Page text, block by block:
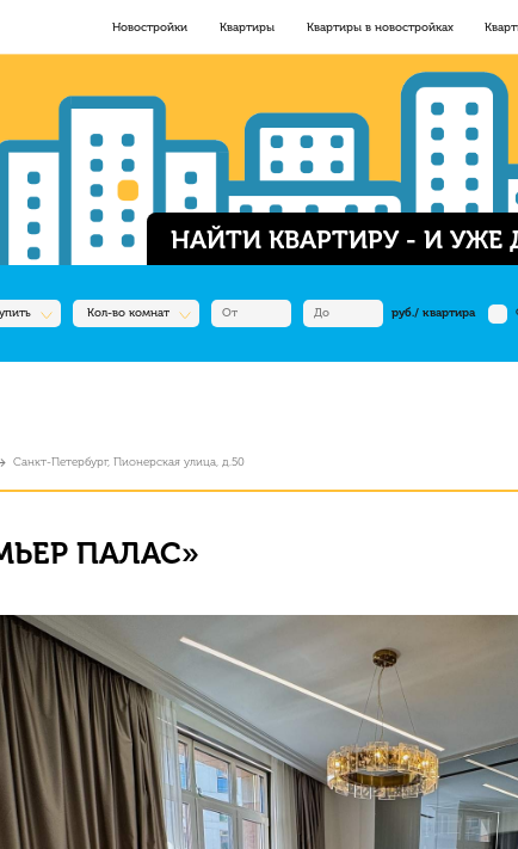
Новостройки Квартиры Квартиры в новостройках
НАЙТИ КВАРТИРУ - И УЖЕ
Кол-во комнат руб./ квартира
Санкт-Петербург, Пионерская улица, д.50
ПАЛАС»